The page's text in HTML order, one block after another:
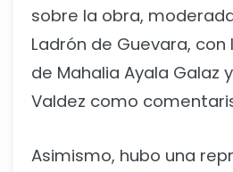
sobre la obra,
Ladrón de Guevara,
de Mahalia Ayala Galaz
Valdez como
Asimismo, hubo una